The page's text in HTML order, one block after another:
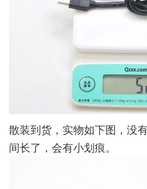
散装到货，实物如下图，没
间长了，会有小划痕。